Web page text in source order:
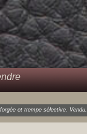
et trempe sélective. Vendu.